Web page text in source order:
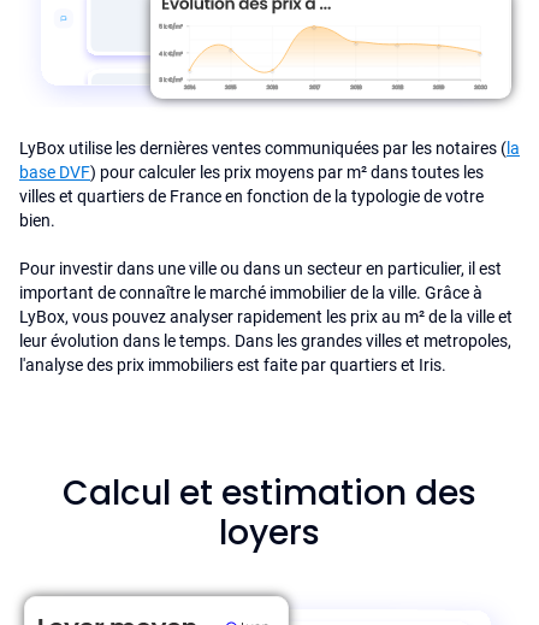
LyBox utilise les dernières ventes communiquées par les notaires (la
base DVF) pour calculer les prix moyens par m² dans toutes les
villes et quartiers de France en fonction de la typologie de votre
bien.
Pour investir dans une ville ou dans un secteur en particulier, il est
important de connaître le marché immobilier de la ville. Grâce à
LyBox, vous pouvez analyser rapidement les prix au m² de la ville et
leur évolution dans le temps. Dans les grandes villes et metropoles,
l'analyse des prix immobiliers est faite par quartiers et Iris.
Calcul et estimation des
loyers